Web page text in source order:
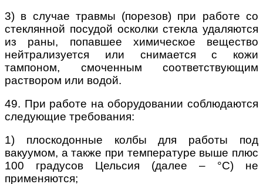
3) в случае травмы (порезов) при работе со
стеклянной посудой осколки стекла удаляются
из раны, попавшее химическое вещество
нейтрализуется или снимается с кожи
тампоном, смоченным соответствующим
раствором или водой.
49. При работе на оборудовании соблюдаются
следующие требования:
1) плоскодонные колбы для работы под
вакуумом, а также при температуре выше плюс
100 градусов Цельсия (далее – °С) не
применяются;